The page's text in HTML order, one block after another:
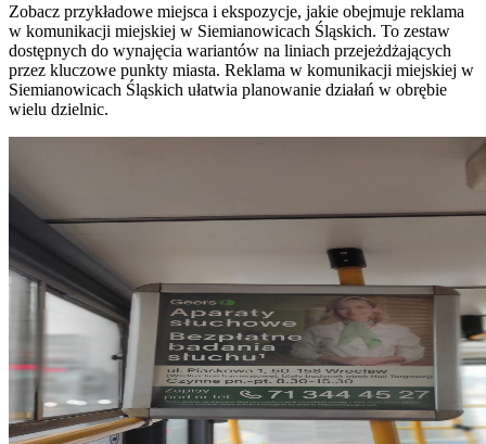
Zobacz przykładowe miejsca i ekspozycje, jakie obejmuje reklama
w komunikacji miejskiej w Siemianowicach Śląskich. To zestaw
dostępnych do wynajęcia wariantów na liniach przejeżdżających
przez kluczowe punkty miasta. Reklama w komunikacji miejskiej w
Siemianowicach Śląskich ułatwia planowanie działań w obrębie
wielu dzielnic.